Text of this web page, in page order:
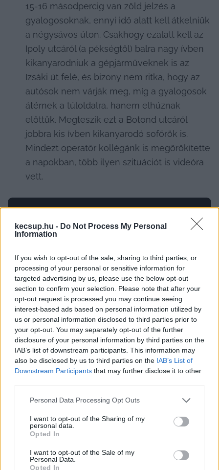
kecsup.hu - Do Not Process My Personal
Information
If you wish to opt-out of the sale, sharing to third parties, or
processing of your personal or sensitive information for
targeted advertising by us, please use the below opt-out
section to confirm your selection. Please note that after your
opt-out request is processed you may continue seeing
interest-based ads based on personal information utilized by
us or personal information disclosed to third parties prior to
your opt-out. You may separately opt-out of the further
disclosure of your personal information by third parties on the
IAB’s list of downstream participants. This information may
also be disclosed by us to third parties on the IAB’s List of
Downstream Participants that may further disclose it to other
Please note that this website/app uses one or more Google
not limited to your visit or usage behaviour. You may click to
grant or deny consent to Google and its third-party tags to
use your data for below specified purposes in below Google
consent section.
Personal Data Processing Opt Outs
I want to opt-out of the Sharing of my
personal data.
Opted In
I want to opt-out of the Sale of my
Personal Data.
Opted In
15-16 másodpercig van zöld jelzés a
gyalogosoknak, ennyi idő alatt kell átkelniük
a négysávos úton. Csakhogy ezalatt kell az
Ipoly utcáról (a pékségtől) balra nagy ívben
kikanyarodniuk a gépjárműveknek is az
Izsáki út felé, és bizony nem ritka, hogy az
autósok nem várják meg, míg a gyalogosok
átérnek a túloldalra, hanem elhúznak
előttük. Megteszik ezt a Botond utcáról
jobbra kis ívben kikanyarodó sofőrök is.
Mindezt operatőr kollégánk is megörökítette
a napokban, több ilyen szituációt is videóra
vett.
Ez a forgalomirányítás véleményünk szerint
alapból is sok balesetveszélyes szituációt
hordoz magában, és akkor arról még szót sem
ejtettünk, hogy a Kodály Iskola miatt ezen a
gyalogos átkelőhelyen nagyon sok gyermek jár
A másik helyszín a
Petőfi Sándor utca-
nagykörút-Dózsa György út kereszteződés
a Katona József Gimnáziumnál
. A lámpa